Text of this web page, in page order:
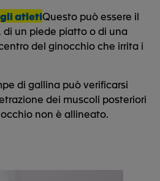
atletiQuesto può essere il
un piede piatto o di una
del ginocchio che irrita i
di gallina può verificarsi
dei muscoli posteriori
non è allineato.